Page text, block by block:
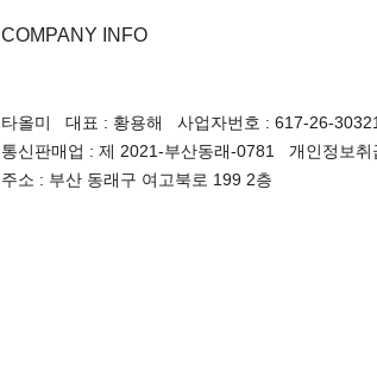
COMPANY INFO
타올미 대표 : 황용해 사업자번호 : 617-26-30321
통신판매업 : 제 2021-부산동래-0781 개인정보
주소 : 부산 동래구 여고북로 199 2층